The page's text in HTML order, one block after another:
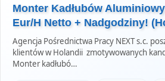
Monter Kadłubów
Eur/H Netto + Nadgodziny!
Agencja Pośrednictwa Pracy NEXT s.c.
klientów w Holandii zmotywowanych
Monter kadłubó…